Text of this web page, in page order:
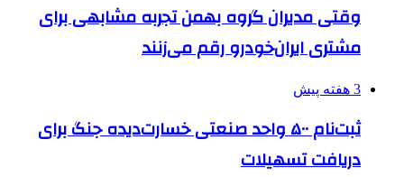
وقتی مدیران گروه بهمن تجربه مشابهی برای
مشتری ایران‌خودرو رقم می‌زنند
3 هفته پیش
ثبت‌نام ۵۰۰ واحد صنعتی خسارت‌دیده جنگ برای
دریافت تسهیلات